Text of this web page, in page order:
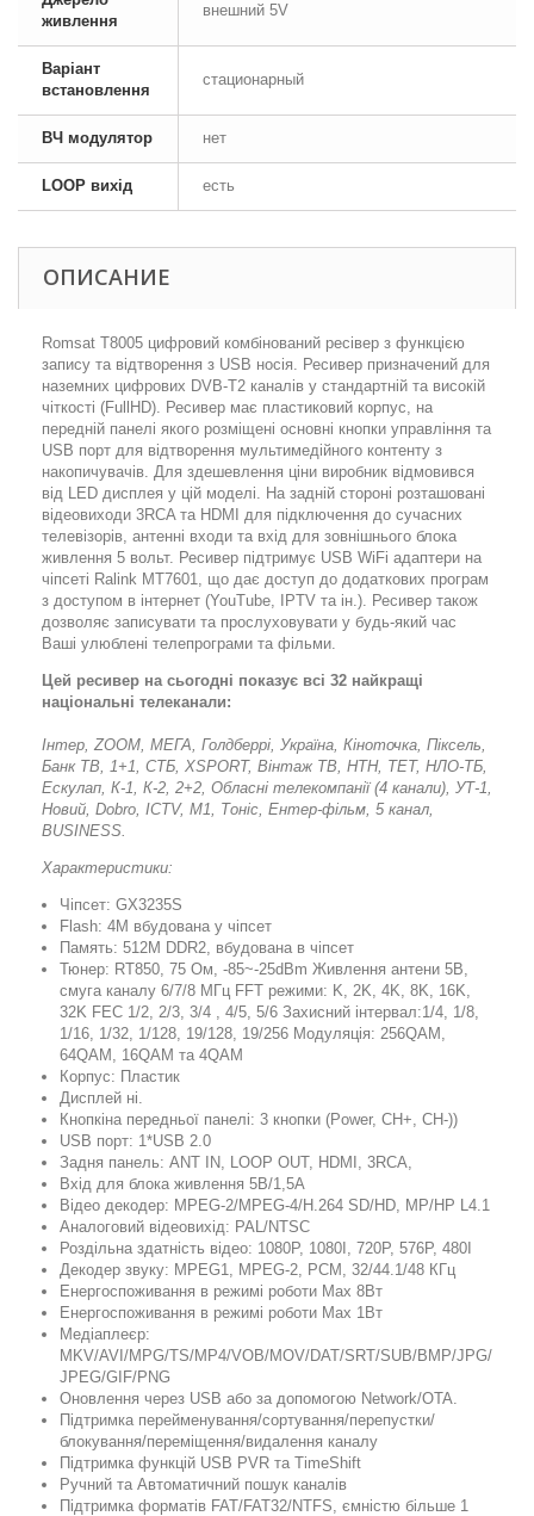
живлення
внешний 5V
Варіант
встановлення
стационарный
ВЧ модулятор нет
LOOP вихід есть
ОПИСАНИЕ
Romsat T8005 цифровий комбінований ресівер з функцією
запису та відтворення з USB носія. Ресивер призначений для
наземних цифрових DVB-T2 каналів у стандартній та високій
чіткості (FullHD). Ресивер має пластиковий корпус, на
передній панелі якого розміщені основні кнопки управління та
USB порт для відтворення мультимедійного контенту з
накопичувачів. Для здешевлення ціни виробник відмовився
від LED дисплея у цій моделі. На задній стороні розташовані
відеовиходи 3RCA та HDMI для підключення до сучасних
телевізорів, антенні входи та вхід для зовнішнього блока
живлення 5 вольт. Ресивер підтримує USB WiFi адаптери на
чіпсеті Ralink MT7601, що дає доступ до додаткових програм
з доступом в інтернет (YouTube, IPTV та ін.). Ресивер також
дозволяє записувати та прослуховувати у будь-який час
Ваші улюблені телепрограми та фільми.
Цей ресивер на сьогодні показує всі 32 найкращі
національні телеканали:
Інтер, ZOOM, МЕГА, Голдберрі, Україна, Кіноточка, Піксель,
Банк ТВ, 1+1, СТБ, ХSPORT, Вінтаж ТВ, НТН, ТЕТ, НЛО-ТБ,
Ескулап, К-1, К-2, 2+2, Обласні телекомпанії (4 канали), УТ-1,
Новий, Dobro, ICTV, M1, Тоніс, Ентер-фільм, 5 канал,
BUSINESS.
Характеристики:
Чіпсет: GX3235S
Flash: 4M вбудована у чіпсет
Память: 512M DDR2, вбудована в чіпсет
Тюнер: RT850, 75 Oм, -85~-25dBm Живлення антени 5В,
смуга каналу 6/7/8 MГц FFT режими: K, 2K, 4K, 8K, 16K,
32K FEC 1/2, 2/3, 3/4 , 4/5, 5/6 Захисний інтервал:1/4, 1/8,
1/16, 1/32, 1/128, 19/128, 19/256 Модуляція: 256QAM,
64QAM, 16QAM та 4QAM
Корпус: Пластик
Дисплей ні.
Кнопкіна передньої панелі: 3 кнопки (Power, CH+, CH-))
USB порт: 1*USB 2.0
Задня панель: ANT IN, LOOP OUT, HDMI, 3RCA,
Вхід для блока живлення 5В/1,5A
Відео декодер: MPEG-2/MPEG-4/H.264 SD/HD, MP/HP L4.1
Аналоговий відеовихід: PAL/NTSC
Роздільна здатність відео: 1080P, 1080I, 720P, 576P, 480I
Декодер звуку: MPEG1, MPEG-2, PCM, 32/44.1/48 КГц
Енергоспоживання в режимі роботи Max 8Вт
Енергоспоживання в режимі роботи Max 1Вт
Медіаплеєр:
MKV/AVI/MPG/TS/MP4/VOB/MOV/DAT/SRT/SUB/BMP/JPG/
JPEG/GIF/PNG
Оновлення через USB або за допомогою Network/OTA.
Підтримка перейменування/сортування/перепустки/
блокування/переміщення/видалення каналу
Підтримка функцій USB PVR та TimeShift
Ручний та Автоматичний пошук каналів
Підтримка форматів FAT/FAT32/NTFS, ємністю більше 1